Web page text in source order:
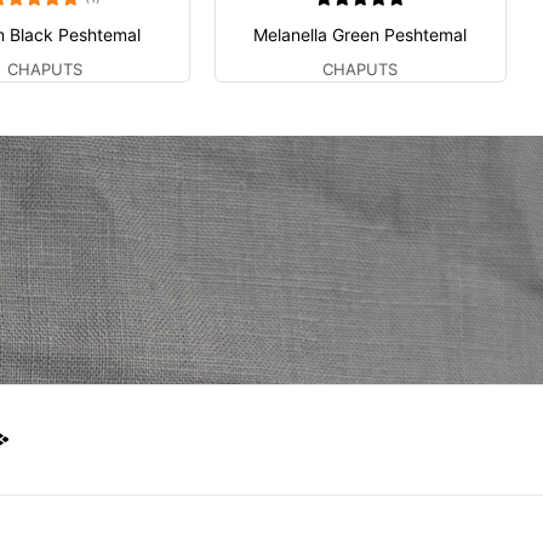
Black Peshtemal
CHAPUTS
Melanella Green Peshtemal
CHAPUTS